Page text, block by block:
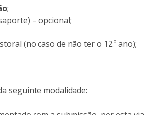
;
– opcional;
(no caso de não ter o 12.º ano);
seguinte modalidade: